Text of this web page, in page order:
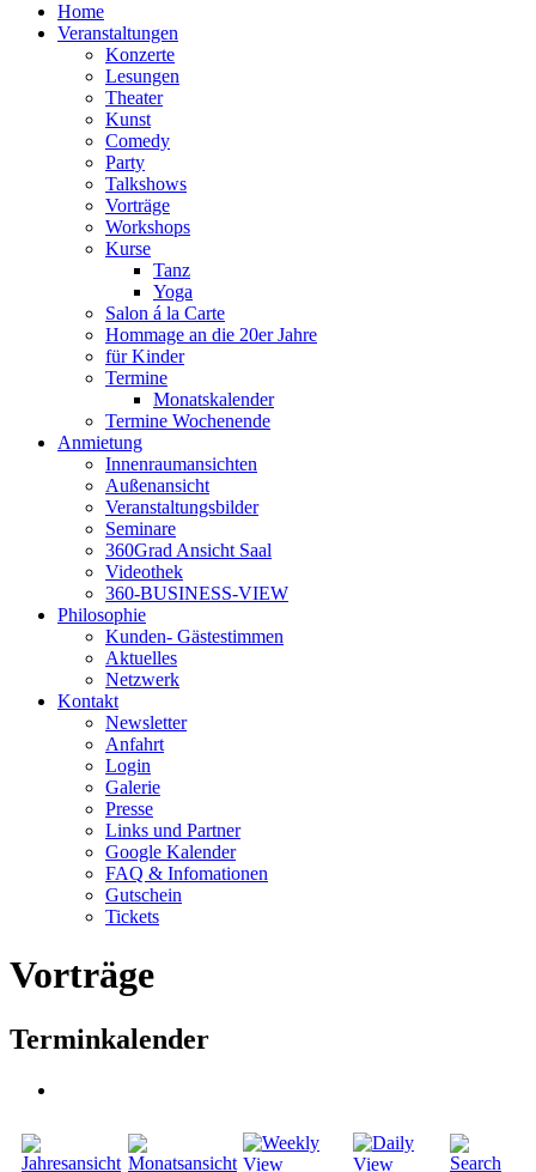
Home
Veranstaltungen
Konzerte
Lesungen
Theater
Kunst
Comedy
Party
Talkshows
Vorträge
Workshops
Kurse
Tanz
Yoga
Salon á la Carte
Hommage an die 20er Jahre
für Kinder
Termine
Monatskalender
Termine Wochenende
Anmietung
Innenraumansichten
Außenansicht
Veranstaltungsbilder
Seminare
360Grad Ansicht Saal
Videothek
360-BUSINESS-VIEW
Philosophie
Kunden- Gästestimmen
Aktuelles
Netzwerk
Kontakt
Newsletter
Anfahrt
Login
Galerie
Presse
Links und Partner
Google Kalender
FAQ & Infomationen
Gutschein
Tickets
Vorträge
Terminkalender